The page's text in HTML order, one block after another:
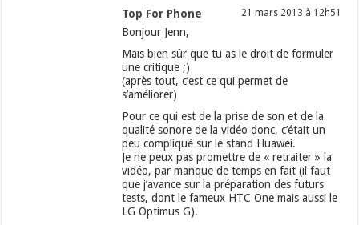
Top For Phone 21 mars 2013 à 12h51
Bonjour Jenn,
Mais bien sûr que tu as le droit de formuler
une critique ;)
(après tout, c’est ce qui permet de
s’améliorer)
Pour ce qui est de la prise de son et de la
qualité sonore de la vidéo donc, c’était un
peu compliqué sur le stand Huawei.
Je ne peux pas promettre de « retraiter » la
vidéo, par manque de temps en fait (il faut
que j’avance sur la préparation des futurs
tests, dont le fameux HTC One mais aussi le
LG Optimus G).